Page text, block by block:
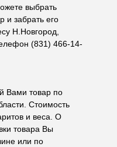
выбрать
и забрать его
Н.Новгород,
(831) 466-14-
Вами товар по
Стоимость
и веса. О
товара Вы
или по